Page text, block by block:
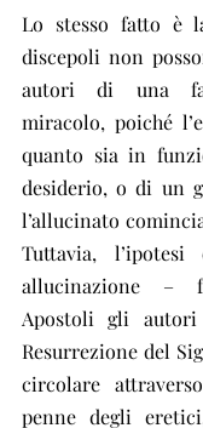
Lo stesso fatto è
discepoli non
autori di una
miracolo, poiché
quanto sia in
desiderio, o di un
l’allucinato
Tuttavia,
allucinazione –
Apostoli gli
Resurrezione del
circolare
penne degli